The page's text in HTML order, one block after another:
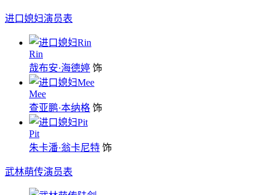
进口媳妇演员表
Rin
哉布安·海德婷 饰
Mee
查亚鹏·本纳格 饰
Pit
朱卡潘·翁卡尼特 饰
武林萌传演员表